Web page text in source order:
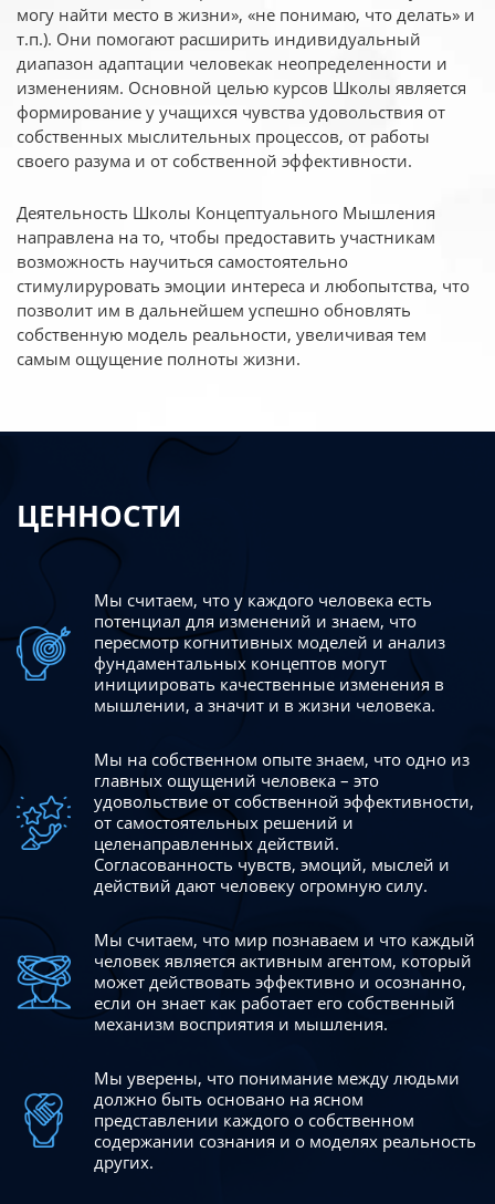
могу найти место в жизни», «не понимаю, что делать» и
т.п.). Они помогают расширить индивидуальный
диапазон адаптации человекак неопределенности и
изменениям. Основной целью курсов Школы является
формирование у учащихся чувства удовольствия от
собственных мыслительных процессов, от работы
своего разума и от собственной эффективности.
Деятельность Школы Концептуального Мышления
направлена на то, чтобы предоставить участникам
возможность научиться самостоятельно
стимулируровать эмоции интереса и любопытства, что
позволит им в дальнейшем успешно обновлять
собственную модель реальности, увеличивая тем
самым ощущение полноты жизни.
ЦЕННОСТИ
Мы считаем, что у каждого человека есть
потенциал для изменений и знаем, что
пересмотр когнитивных моделей и анализ
фундаментальных концептов могут
инициировать качественные изменения в
мышлении, а значит и в жизни человека.
Мы на собственном опыте знаем, что одно из
главных ощущений человека – это
удовольствие от собственной эффективности,
от самостоятельных решений и
целенаправленных действий.
Согласованность чувств, эмоций, мыслей и
действий дают человеку огромную силу.
Мы считаем, что мир познаваем и что каждый
человек является активным агентом, который
может действовать эффективно и осознанно,
если он знает как работает его собственный
механизм восприятия и мышления.
Мы уверены, что понимание между людьми
должно быть основано на ясном
представлении каждого о собственном
содержании сознания и о моделях реальность
других.